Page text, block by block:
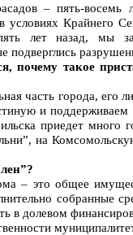
– пять-восемь
Крайнего
лет назад, мы
почему такое
часть города, его
и
приедет много
на
– это общее
собранные
в долевом